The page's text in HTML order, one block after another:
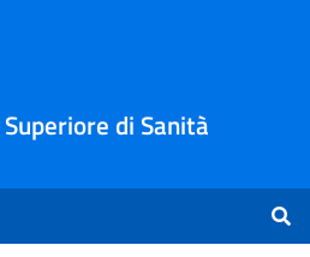
di Sanità